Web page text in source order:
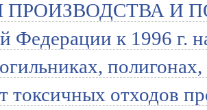
И
Федерации к 1996 г.
токсичных отходов